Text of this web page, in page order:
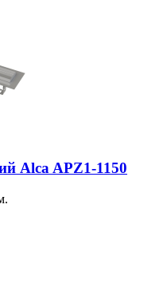
Alca APZ1-1150